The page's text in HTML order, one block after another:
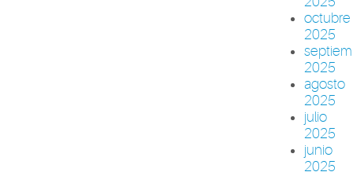
octubre
2025
2025
agosto
2025
julio
2025
junio
2025